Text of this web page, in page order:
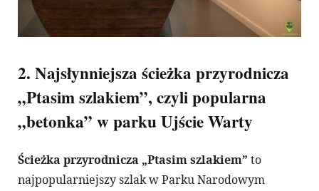
2. Najsłynniejsza ścieżka przyrodnicza
„Ptasim szlakiem”, czyli popularna
„betonka” w parku Ujście Warty
Ścieżka przyrodnicza „Ptasim szlakiem” to
najpopularniejszy szlak w Parku Narodowym